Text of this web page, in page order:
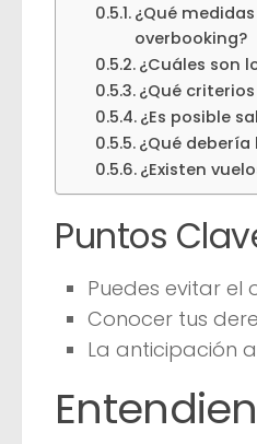
¿Qué
overbooking?
¿Cuáles son
¿Qué
¿Es posible
¿Qué
¿Existen
Puntos
Puedes evitar el
Conocer tus
La anticipación